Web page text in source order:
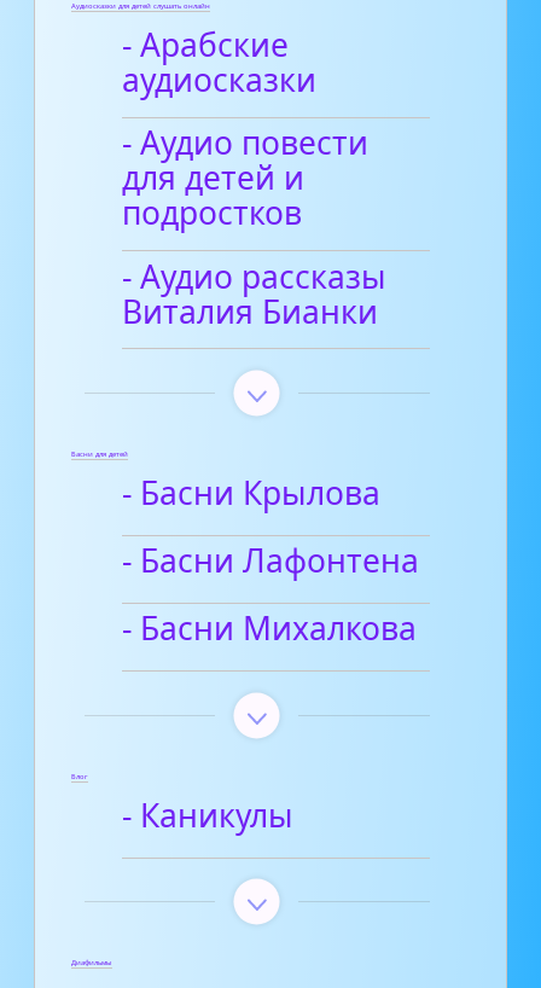
Аудиосказки для детей слушать онлайн
- Арабские
аудиосказки
- Аудио повести
для детей и
подростков
- Аудио рассказы
Виталия Бианки
Басни для детей
- Басни Крылова
- Басни Лафонтена
- Басни Михалкова
Блог
- Каникулы
Диафильмы